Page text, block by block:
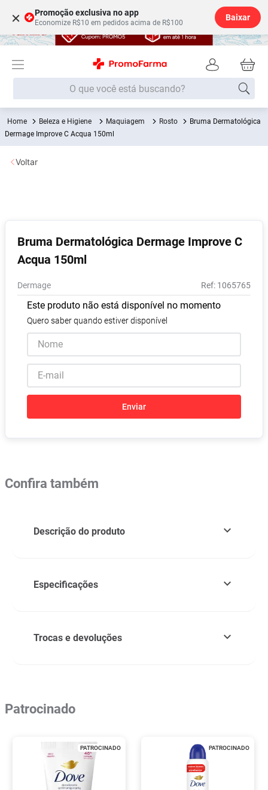
× Promoção exclusiva no app
Economize R$10 em pedidos acima de R$100
Baixar
O que você está buscando?
Beleza e Higiene Maquiagem Rosto
Bruma Dermatológica
Dermage Improve C Acqua 150ml
Bruma Dermatológica Dermage Improve C
Acqua 150ml
Dermage : 1065765
Este produto não está disponível no momento
Quero saber quando estiver disponível
Enviar
Voltar
Confira também
Descrição do produto
Especificações
Trocas e devoluções
Patrocinado
PATROCINADO PATROCINADO
Termos mais buscados
1º Fralda
2
6º Desodorante
7º Shampoo
8º Absorvente
9º Pampers Confort Sec
10º Lavitan